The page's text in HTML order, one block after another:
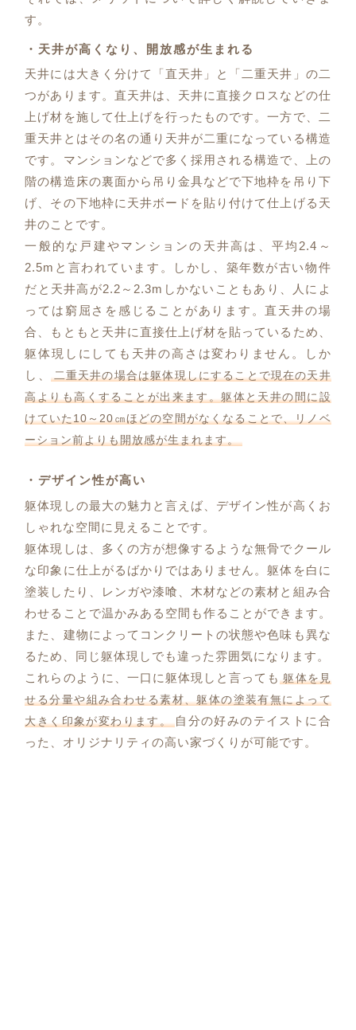
す。
・天井が高くなり、開放感が生まれる
天井には大きく分けて「直天井」と「二重天井」の二
つがあります。直天井は、天井に直接クロスなどの仕
上げ材を施して仕上げを行ったものです。一方で、二
重天井とはその名の通り天井が二重になっている構造
です。マンションなどで多く採用される構造で、上の
階の構造床の裏面から吊り金具などで下地枠を吊り下
げ、その下地枠に天井ボードを貼り付けて仕上げる天
井のことです。
一般的な戸建やマンションの天井高は、平均2.4～
2.5mと言われています。しかし、築年数が古い物件
だと天井高が2.2～2.3mしかないこともあり、人によ
っては窮屈さを感じることがあります。直天井の場
合、もともと天井に直接仕上げ材を貼っているため、
躯体現しにしても天井の高さは変わりません。しか
し、
二重天井の場合は躯体現しにすることで現在の天井
高よりも高くすることが出来ます。躯体と天井の間に設
けていた10～20㎝ほどの空間がなくなることで、リノベ
ーション前よりも開放感が生まれます。
・デザイン性が高い
躯体現しの最大の魅力と言えば、デザイン性が高くお
しゃれな空間に見えることです。
躯体現しは、多くの方が想像するような無骨でクール
な印象に仕上がるばかりではありません。躯体を白に
塗装したり、レンガや漆喰、木材などの素材と組み合
わせることで温かみある空間も作ることができます。
また、建物によってコンクリートの状態や色味も異な
るため、同じ躯体現しでも違った雰囲気になります。
これらのように、一口に躯体現しと言っても 躯体を見
せる分量や組み合わせる素材、躯体の塗装有無によって
大きく印象が変わります。 自分の好みのテイストに合
った、オリジナリティの高い家づくりが可能です。